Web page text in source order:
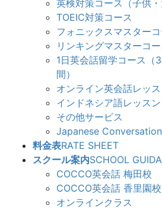
英検対策コース（子供・
TOEIC対策コース
フォニックスマスター
リンキングマス
1日英会話留学コース（
間）
オンライン英会話レッ
インドネシア語レッスン
その他サービス
Japanese
料金表RATE SHEET
スクール案内SCHOOL
COCCO英会話 梅田校
COCCO英会話 香里園校
オンラインクラス